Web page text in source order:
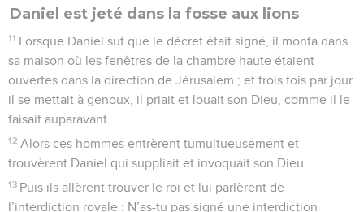
Daniel est jeté dans la fosse aux lions
11 Lorsque Daniel sut que le décret était signé, il monta dans
sa maison où les fenêtres de la chambre haute étaient
ouvertes dans la direction de Jérusalem ; et trois fois par jour
il se mettait à genoux, il priait et louait son Dieu, comme il le
faisait auparavant.
12 Alors ces hommes entrèrent tumultueusement et
trouvèrent Daniel qui suppliait et invoquait son Dieu.
13 Puis ils allèrent trouver le roi et lui parlèrent de
l’interdiction royale : N’as-tu pas signé une interdiction